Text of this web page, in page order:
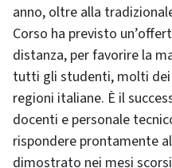
anno, oltre alla
Corso ha previsto
distanza, per favorire la
tutti gli studenti, molti
regioni italiane. È il
docenti e personale
rispondere prontamente
dimostrato nei mesi